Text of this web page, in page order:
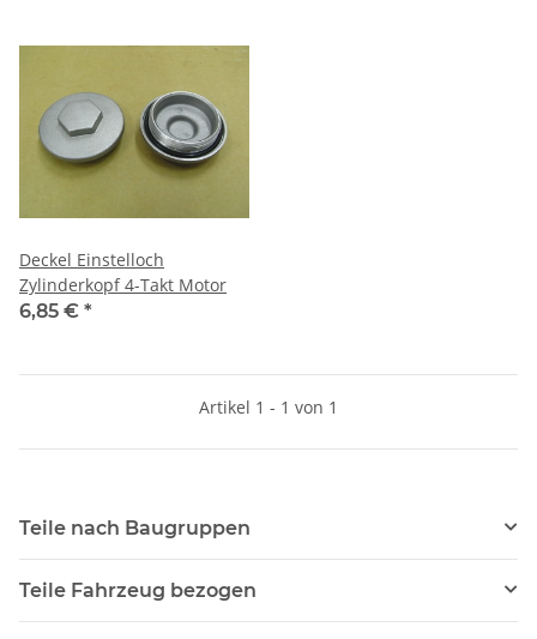
Deckel Einstelloch
Zylinderkopf 4-Takt Motor
6,85 € *
Artikel 1 - 1 von 1
Teile nach Baugruppen
Teile Fahrzeug bezogen